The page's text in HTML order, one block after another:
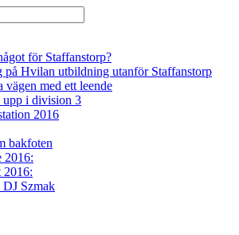
för Staffanstorp?
på Hvilan utbildning utanför Staffanstorp
vägen med ett leende
upp i division 3
2016
bakfoten
2016:
2016:
DJ Szmak